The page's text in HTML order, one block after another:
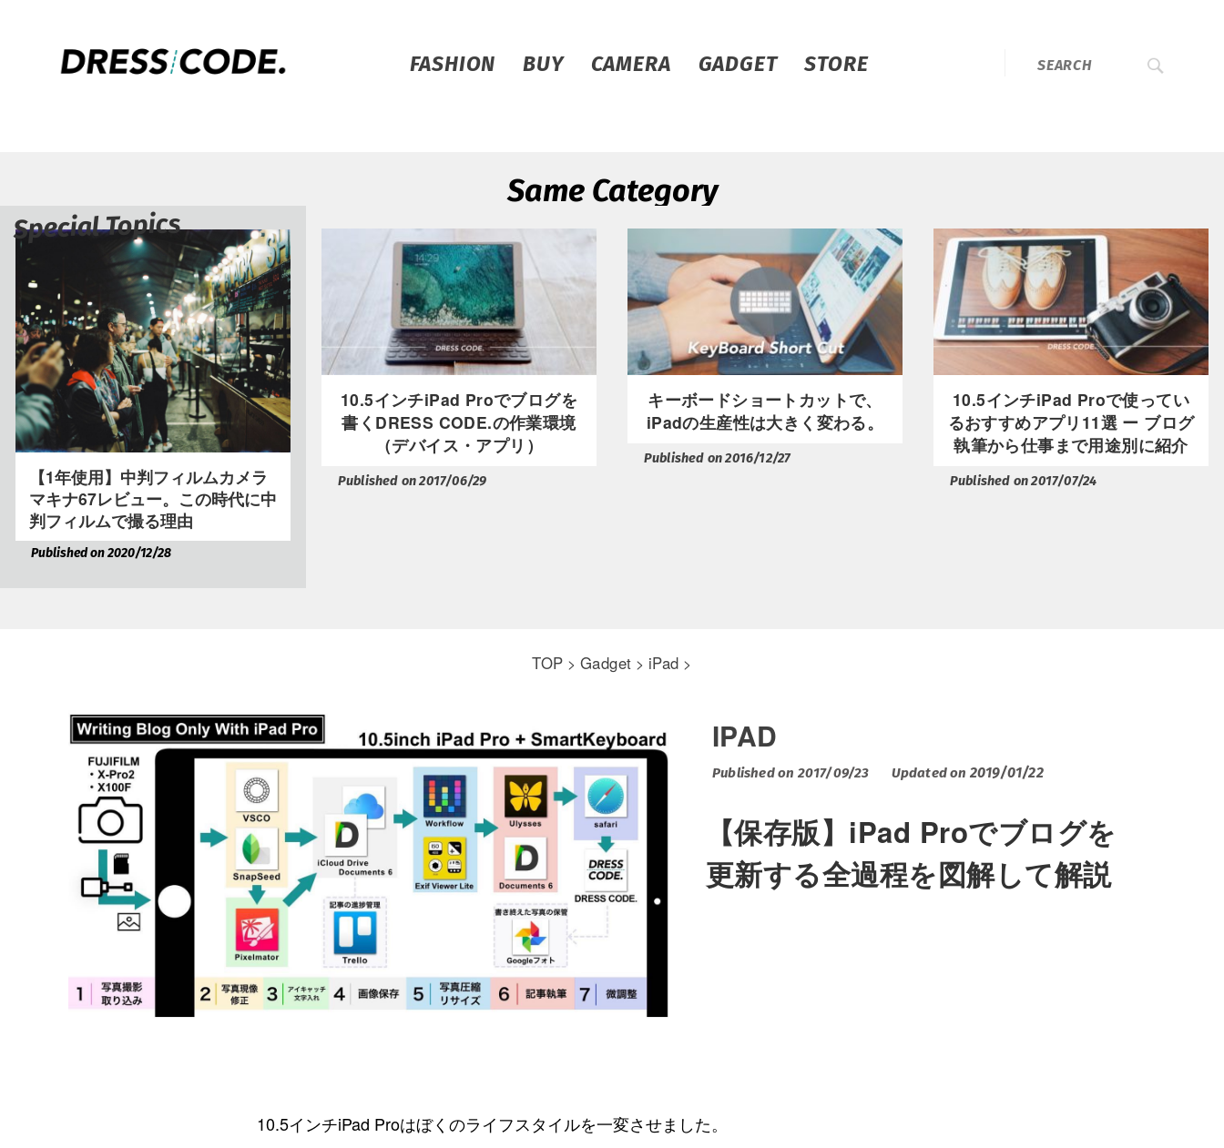
FASHION BUY CAMERA GADGET STORE
Same Category
Special Topics
【1年使用】中判フィルムカメラ
マキナ67レビュー。この時代に中
判フィルムで撮る理由
Published on 2020/12/28
10.5インチiPad Proでブログを
書くDRESS CODE.の作業環境
（デバイス・アプリ）
Published on 2017/06/29
キーボードショートカットで、
iPadの生産性は大きく変わる。
Published on 2016/12/27
10.5インチiPad Proで使ってい
るおすすめアプリ11選 ー ブログ
執筆から仕事まで用途別に紹介
Published on 2017/07/24
TOP > Gadget > iPad >
IPAD
Published on 2017/09/23 Updated on 2019/01/22
【保存版】iPad Proでブログを
更新する全過程を図解して解説
10.5インチiPad Proはぼくのライフスタイルを一変させました。